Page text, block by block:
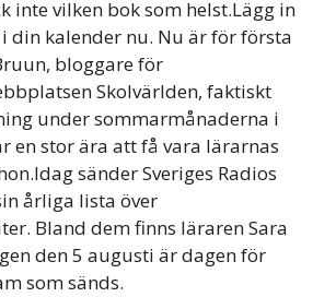
inte vilken bok som helst.Lägg in
din kalender nu. Nu är för första
bloggare för
Skolvärlden, faktiskt
under sommarmånaderna i
en stor ära att få vara lärarnas
sänder Sveriges Radios
årliga lista över
Bland dem finns läraren Sara
den 5 augusti är dagen för
som sänds.